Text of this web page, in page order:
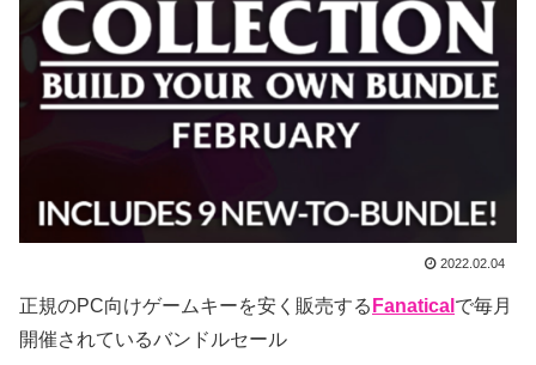
2022.02.04
正規のPC向けゲームキーを安く販売する Fanatical で毎月
開催されているバンドルセール